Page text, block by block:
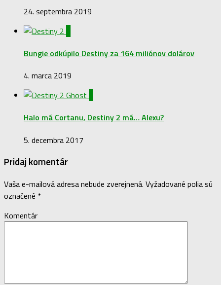
24. septembra 2019
Bungie odkúpilo Destiny za 164 miliónov dolárov
4. marca 2019
Halo má Cortanu, Destiny 2 má… Alexu?
5. decembra 2017
Pridaj komentár
Vaša e-mailová adresa nebude zverejnená. Vyžadované polia sú
označené *
Komentár